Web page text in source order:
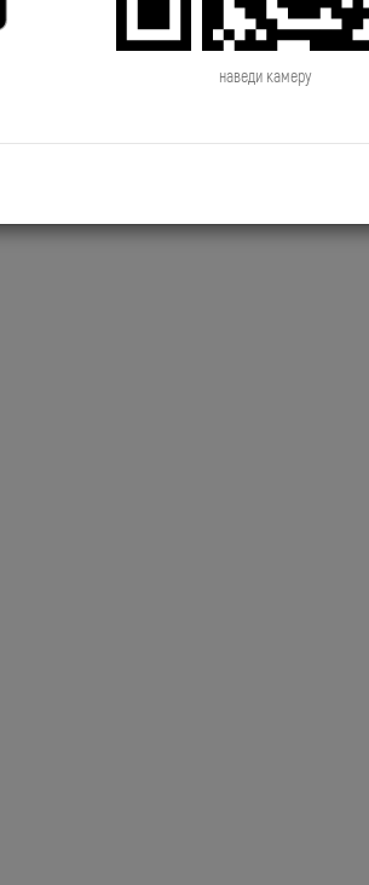
наведи камеру
2019.06.28 NewsTime День Рождения
2019.06.24 NewsTime Джиган снимает